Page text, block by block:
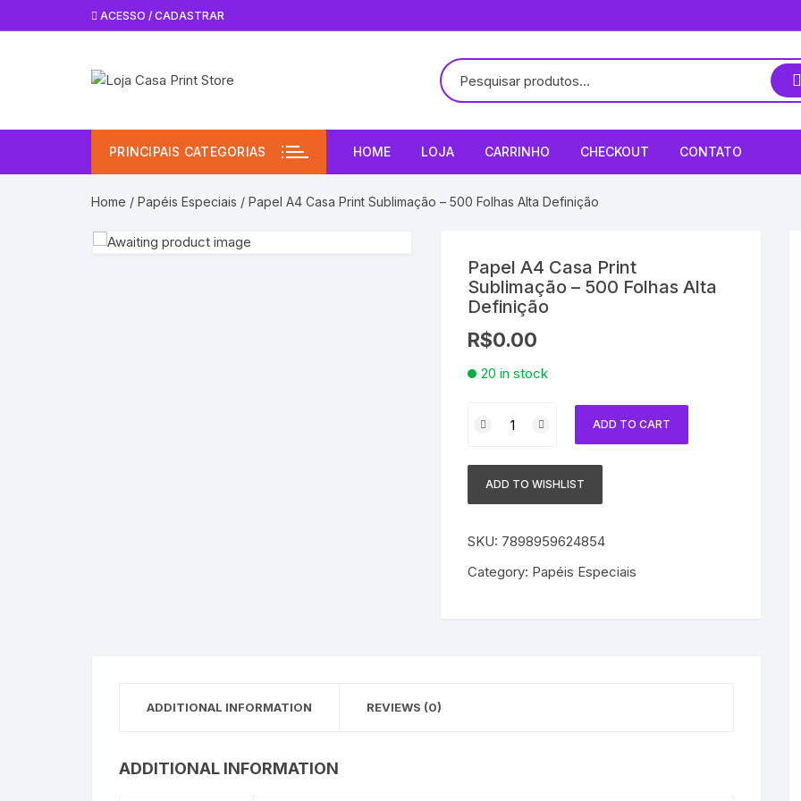
para
ACESSO / CADASTRAR
PRINCIPAIS CATEGORIAS HOME LOJA CARRINHO CHECKOUT CONTATO
Home / Papéis Especiais / Papel A4 Casa Print Sublimação – 500 Folhas Alta Definição
Papel A4 Casa Print
Sublimação – 500 Folhas Alta
Definição
R$0.00
20 in stock
A4
Print
500
ADD TO CART
ADD TO WISHLIST
SKU: 7898959624854
Category: Papéis Especiais
ADDITIONAL INFORMATION REVIEWS (0)
ADDITIONAL INFORMATION